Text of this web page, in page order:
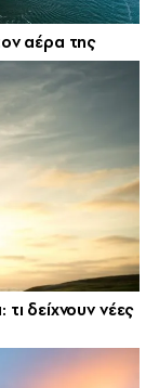
αέρα της
δείχνουν νέες